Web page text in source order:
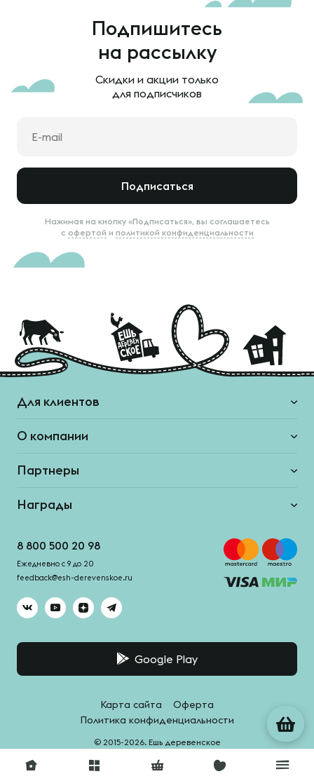
Подпишитесь
на рассылку
Скидки и акции только
для подписчиков
Подписаться
Нажимая на кнопку «Подписаться», вы соглашаетесь
с офертой и политикой конфиденциальности
Для клиентов
О компании
Партнеры
Награды
8 800 500 20 98
Ежедневно с 9 до 20
feedback@esh-derevenskoe.ru
Google Play
© 2015-2026. Ешь деревенское
Карта сайта
Оферта
Политика конфиденциальности
Система качества - HACCPro